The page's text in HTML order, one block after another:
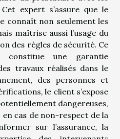
expert s’assure que le
connaît non seulement les
maîtrise aussi l’usage du
des règles de sécurité. Ce
constitue une garantie
travaux réalisés dans le
des personnes et
le client s’expose
dangereuses,
cas de non-respect de la
sur l’assurance, la